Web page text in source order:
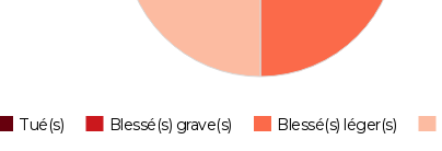
Tué(s) Blessé(s) grave(s) Blessé(s) léger(s)